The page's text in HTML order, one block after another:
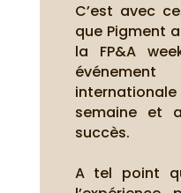
C’est avec
que Pigment
la FP&A
semaine et
succès.
A tel point